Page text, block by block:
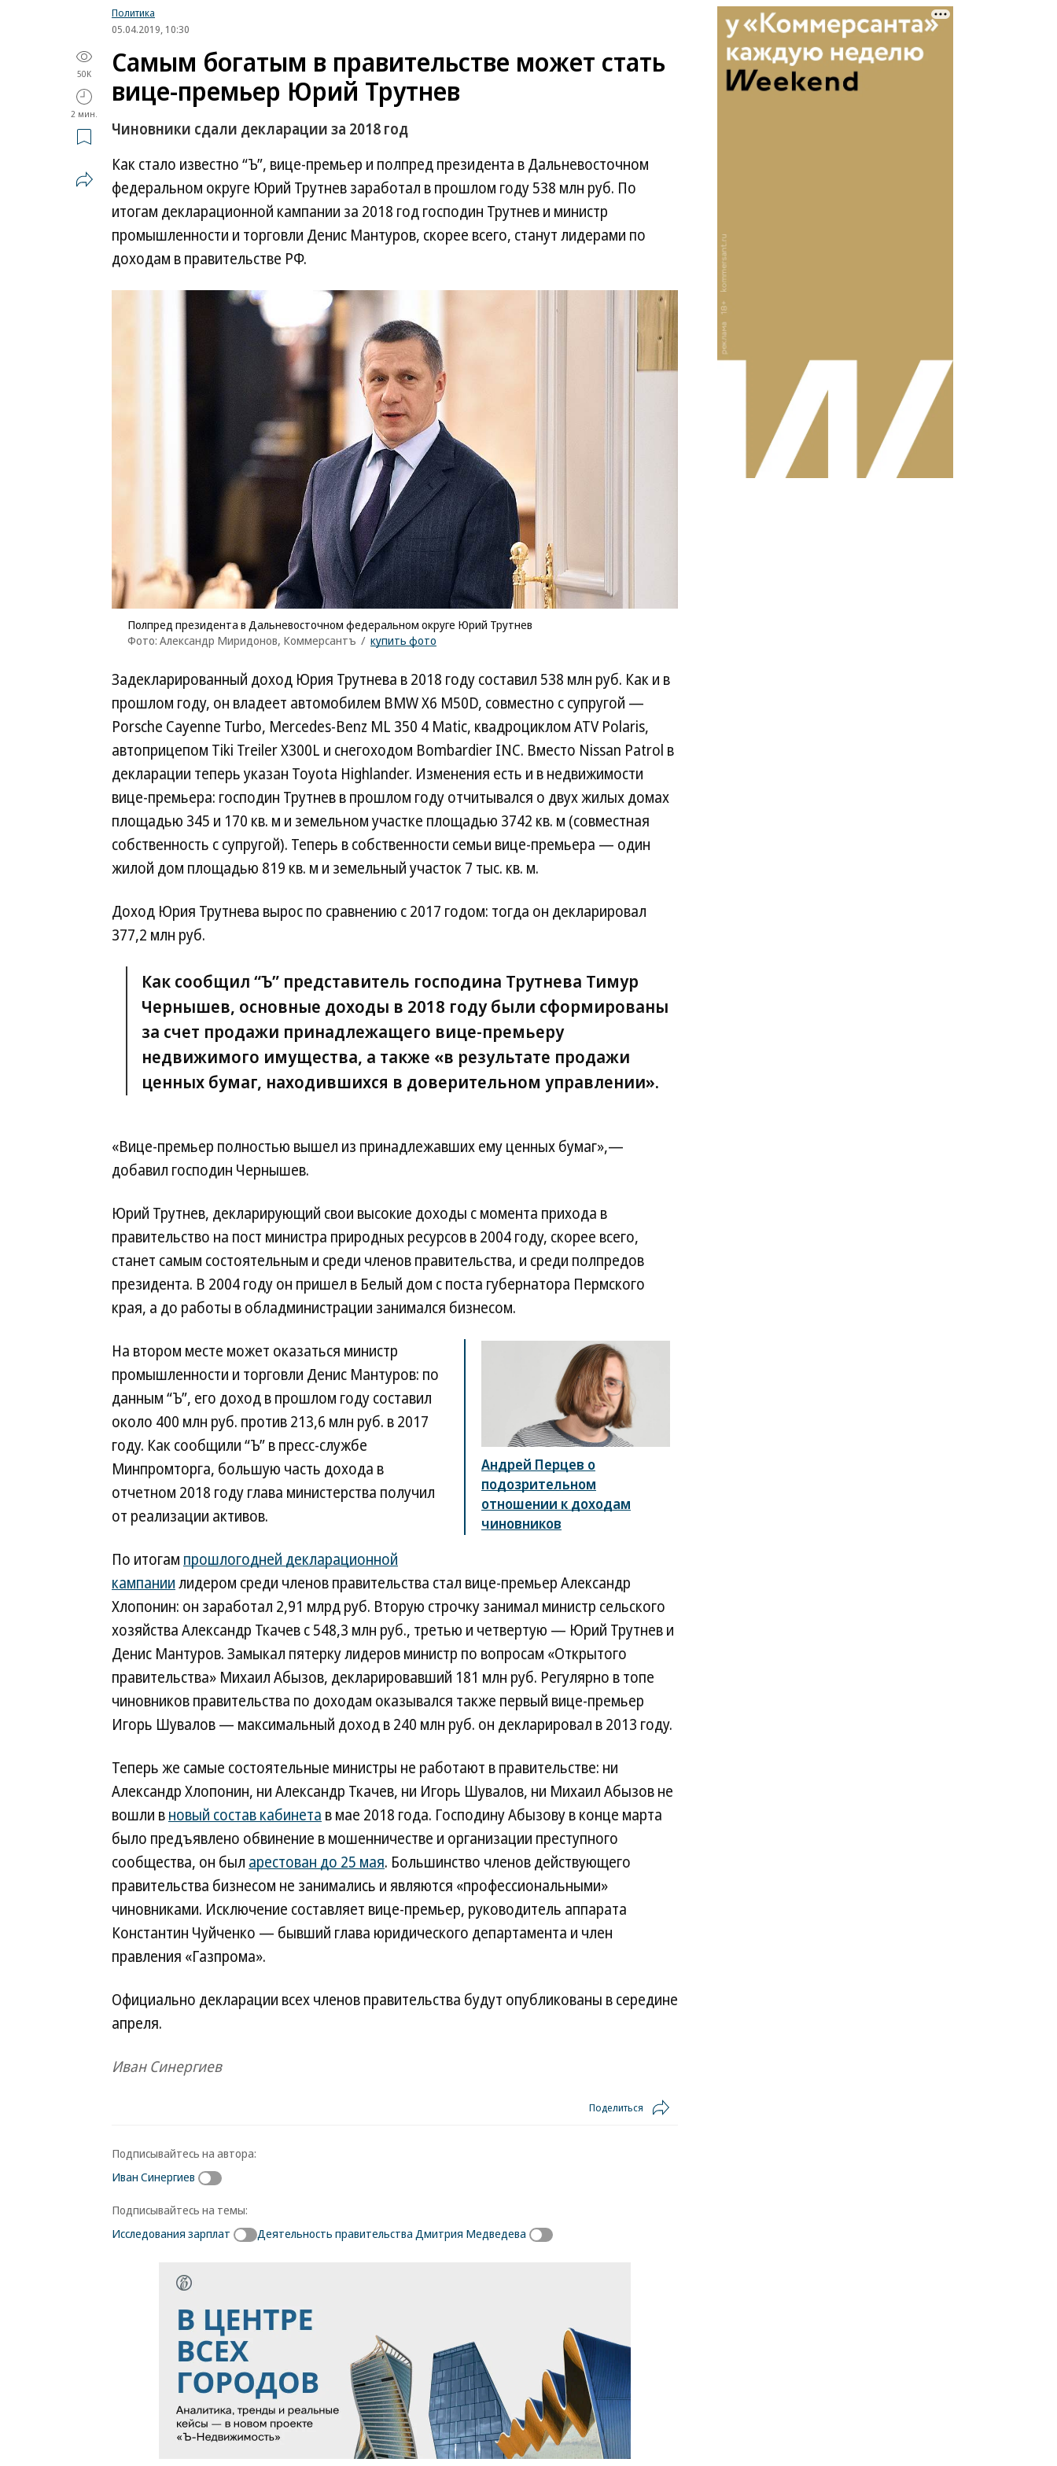
Политика
05.04.2019, 10:30
50K
2 мин.
Самым богатым в правительстве может стать
вице-премьер Юрий Трутнев
Чиновники сдали декларации за 2018 год
Как стало известно “Ъ”, вице-премьер и полпред президента в Дальневосточном
федеральном округе Юрий Трутнев заработал в прошлом году 538 млн руб. По
итогам декларационной кампании за 2018 год господин Трутнев и министр
промышленности и торговли Денис Мантуров, скорее всего, станут лидерами по
доходам в правительстве РФ.
Полпред президента в Дальневосточном федеральном округе Юрий Трутнев
Фото: Александр Миридонов, Коммерсантъ / купить фото
Задекларированный доход Юрия Трутнева в 2018 году составил 538 млн руб. Как и в
прошлом году, он владеет автомобилем BMW Х6 М50D, совместно с супругой —
Porsche Cayenne Turbo, Mercedes-Benz ML 350 4 Matic, квадроциклом ATV Polaris,
автоприцепом Tiki Treiler X300L и снегоходом Bombardier INC. Вместо Nissan Patrol в
декларации теперь указан Toyota Highlander. Изменения есть и в недвижимости
вице-премьера: господин Трутнев в прошлом году отчитывался о двух жилых домах
площадью 345 и 170 кв. м и земельном участке площадью 3742 кв. м (совместная
собственность с супругой). Теперь в собственности семьи вице-премьера — один
жилой дом площадью 819 кв. м и земельный участок 7 тыс. кв. м.
Доход Юрия Трутнева вырос по сравнению с 2017 годом: тогда он декларировал
377,2 млн руб.
Как сообщил “Ъ” представитель господина Трутнева Тимур
Чернышев, основные доходы в 2018 году были сформированы
за счет продажи принадлежащего вице-премьеру
недвижимого имущества, а также «в результате продажи
ценных бумаг, находившихся в доверительном управлении».
«Вице-премьер полностью вышел из принадлежавших ему ценных бумаг»,—
добавил господин Чернышев.
Юрий Трутнев, декларирующий свои высокие доходы с момента прихода в
правительство на пост министра природных ресурсов в 2004 году, скорее всего,
станет самым состоятельным и среди членов правительства, и среди полпредов
президента. В 2004 году он пришел в Белый дом с поста губернатора Пермского
края, а до работы в обладминистрации занимался бизнесом.
Андрей Перцев о
подозрительном
отношении к доходам
чиновников
На втором месте может оказаться министр
промышленности и торговли Денис Мантуров: по
данным “Ъ”, его доход в прошлом году составил
около 400 млн руб. против 213,6 млн руб. в 2017
году. Как сообщили “Ъ” в пресс-службе
Минпромторга, большую часть дохода в
отчетном 2018 году глава министерства получил
от реализации активов.
По итогам прошлогодней декларационной
кампаниилидером среди членов правительства стал вице-премьер Александр
Хлопонин: он заработал 2,91 млрд руб. Вторую строчку занимал министр сельского
хозяйства Александр Ткачев с 548,3 млн руб., третью и четвертую — Юрий Трутнев и
Денис Мантуров. Замыкал пятерку лидеров министр по вопросам «Открытого
правительства» Михаил Абызов, декларировавший 181 млн руб. Регулярно в топе
чиновников правительства по доходам оказывался также первый вице-премьер
Игорь Шувалов — максимальный доход в 240 млн руб. он декларировал в 2013 году.
Теперь же самые состоятельные министры не работают в правительстве: ни
Александр Хлопонин, ни Александр Ткачев, ни Игорь Шувалов, ни Михаил Абызов не
вошли вновый состав кабинета в мае 2018 года. Господину Абызову в конце марта
было предъявлено обвинение в мошенничестве и организации преступного
сообщества, он был арестован до 25 мая. Большинство членов действующего
правительства бизнесом не занимались и являются «профессиональными»
чиновниками. Исключение составляет вице-премьер, руководитель аппарата
Константин Чуйченко — бывший глава юридического департамента и член
правления «Газпрома».
Официально декларации всех членов правительства будут опубликованы в середине
апреля.
Иван Синергиев
Поделиться
Подписывайтесь на автора:
Иван Синергиев
Подписывайтесь на темы:
Исследования зарплат
Деятельность правительства Дмитрия Медведева